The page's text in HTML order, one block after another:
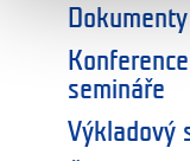
Dokumenty
semináře
Výkladový